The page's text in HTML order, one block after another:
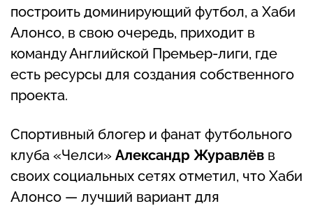
построить доминирующий футбол, а Хаби
Алонсо, в свою очередь, приходит в
команду Английской Премьер-лиги, где
есть ресурсы для создания собственного
проекта.
Спортивный блогер и фанат футбольного
клуба «Челси» Александр Журавлёв в
своих социальных сетях отметил, что Хаби
Алонсо — лучший вариант для